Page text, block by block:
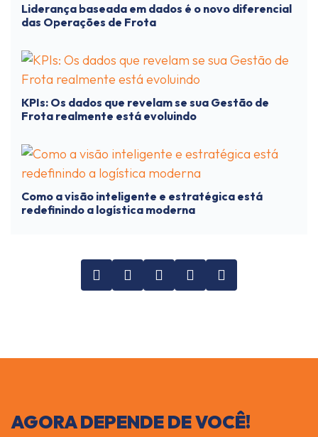
Liderança baseada em dados é o novo diferencial
das Operações de Frota
KPIs: Os dados que revelam se sua Gestão de
Frota realmente está evoluindo
Como a visão inteligente e estratégica está
redefinindo a logística moderna
AGORA DEPENDE DE VOCÊ!